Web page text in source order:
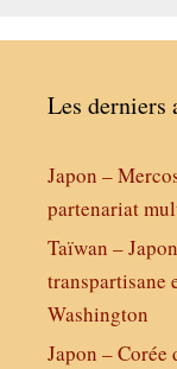
Les derniers
Japon –
partenariat
Taïwan –
transpartisane
Washington
Japon – Corée